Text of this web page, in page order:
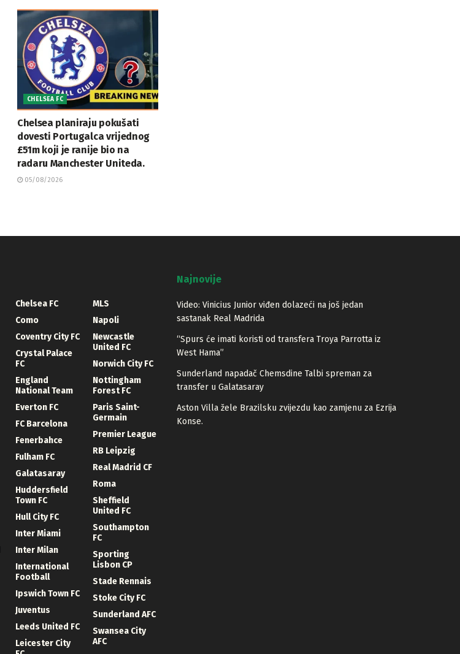
CHELSEA FC
Chelsea planiraju pokušati
dovesti Portugalca vrijednog
£51m koji je ranije bio na
radaru Manchester Uniteda.
05/08/2026
Chelsea FC
Como
Coventry City FC
Crystal Palace
FC
England
National Team
Everton FC
FC Barcelona
Fenerbahce
Fulham FC
Galatasaray
Huddersfield
Town FC
Hull City FC
Inter Miami
Inter Milan
International
Football
Ipswich Town FC
Juventus
Leeds United FC
Leicester City
MLS
Napoli
Newcastle
United FC
Norwich City FC
Nottingham
Forest FC
Paris Saint-
Germain
Premier League
RB Leipzig
Real Madrid CF
Roma
Sheffield
United FC
Southampton
FC
Sporting
Lisbon CP
Stade Rennais
Stoke City FC
Sunderland AFC
Swansea City
AFC
Najnovije
Video: Vinicius Junior viđen dolazeći na još jedan
sastanak Real Madrida
“Spurs će imati koristi od transfera Troya Parrotta iz
West Hama”
Sunderland napadač Chemsdine Talbi spreman za
transfer u Galatasaray
Aston Villa žele Brazilsku zvijezdu kao zamjenu za Ezrija
Konse.